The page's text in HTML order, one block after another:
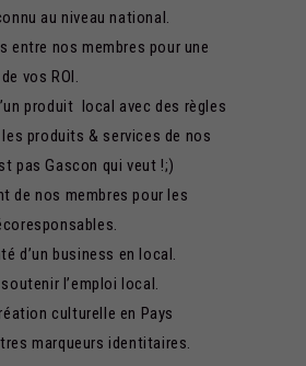
au niveau national.
entre nos membres pour une
vos ROI.
produit local avec des règles
produits & services de nos
pas Gascon qui veut !;)
de nos membres pour les
d’un business en local.
l’emploi local.
culturelle en Pays
marqueurs identitaires.